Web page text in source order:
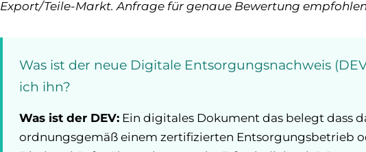
Export/Teile-Markt. Anfrage für genaue Bewertung
Was ist der neue Digitale Entsorgungsnachweis
ich ihn?
Was ist der DEV: Ein digitales Dokument das belegt dass
ordnungsgemäß einem zertifizierten Entsorgungsbetrieb